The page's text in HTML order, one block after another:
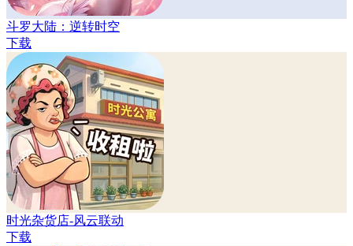
斗罗大陆：逆转时空
下载
时光杂货店-风云联动
下载